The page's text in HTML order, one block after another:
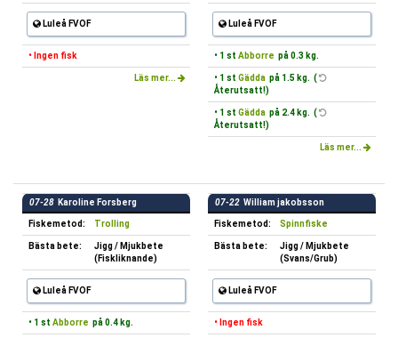
Luleå FVOF
• Ingen fisk
Läs mer...
Luleå FVOF
• 1 st Abborre på 0.3 kg.
• 1 st Gädda på 1.5 kg. (
Återutsatt!)
• 1 st Gädda på 2.4 kg. (
Återutsatt!)
Läs mer...
07-28 Karoline Forsberg
Fiskemetod: Trolling
Bästa bete:
Jigg / Mjukbete
(Fiskliknande)
Luleå FVOF
• 1 st Abborre på 0.4 kg.
07-22 William jakobsson
Fiskemetod: Spinnfiske
Bästa bete:
Jigg / Mjukbete
(Svans/Grub)
Luleå FVOF
• Ingen fisk